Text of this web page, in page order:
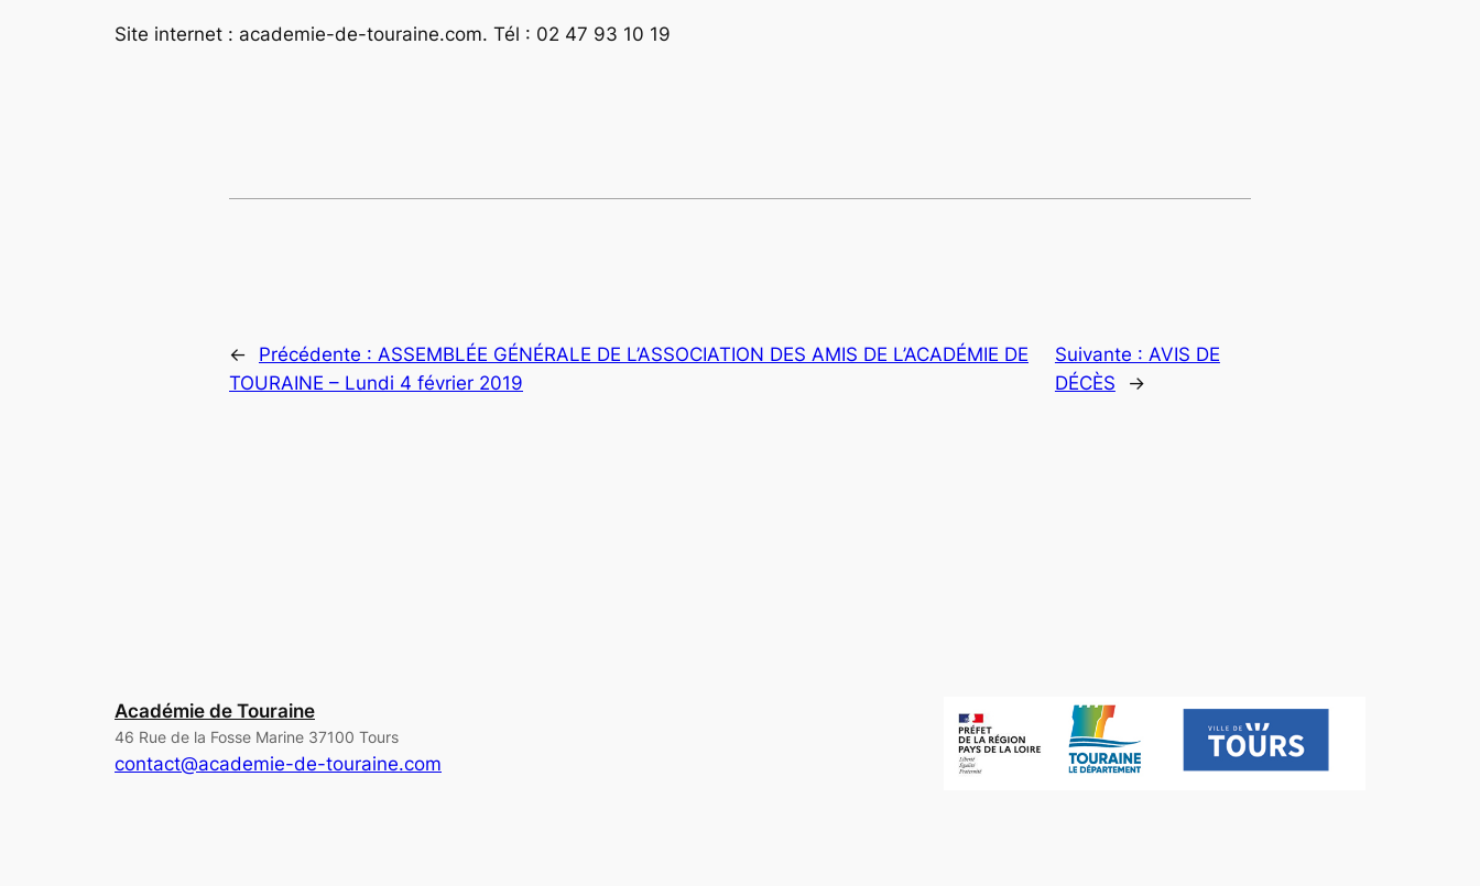
Site internet : academie-de-touraine.com. Tél : 02 47 93 10 19
← Précédente : ASSEMBLÉE GÉNÉRALE DE L’ASSOCIATION DES AMIS DE L’ACADÉMIE DE
TOURAINE – Lundi 4 février 2019
Suivante : AVIS DE
DÉCÈS
→
Académie de Touraine
46 Rue de la Fosse Marine 37100 Tours
contact@academie-de-touraine.com